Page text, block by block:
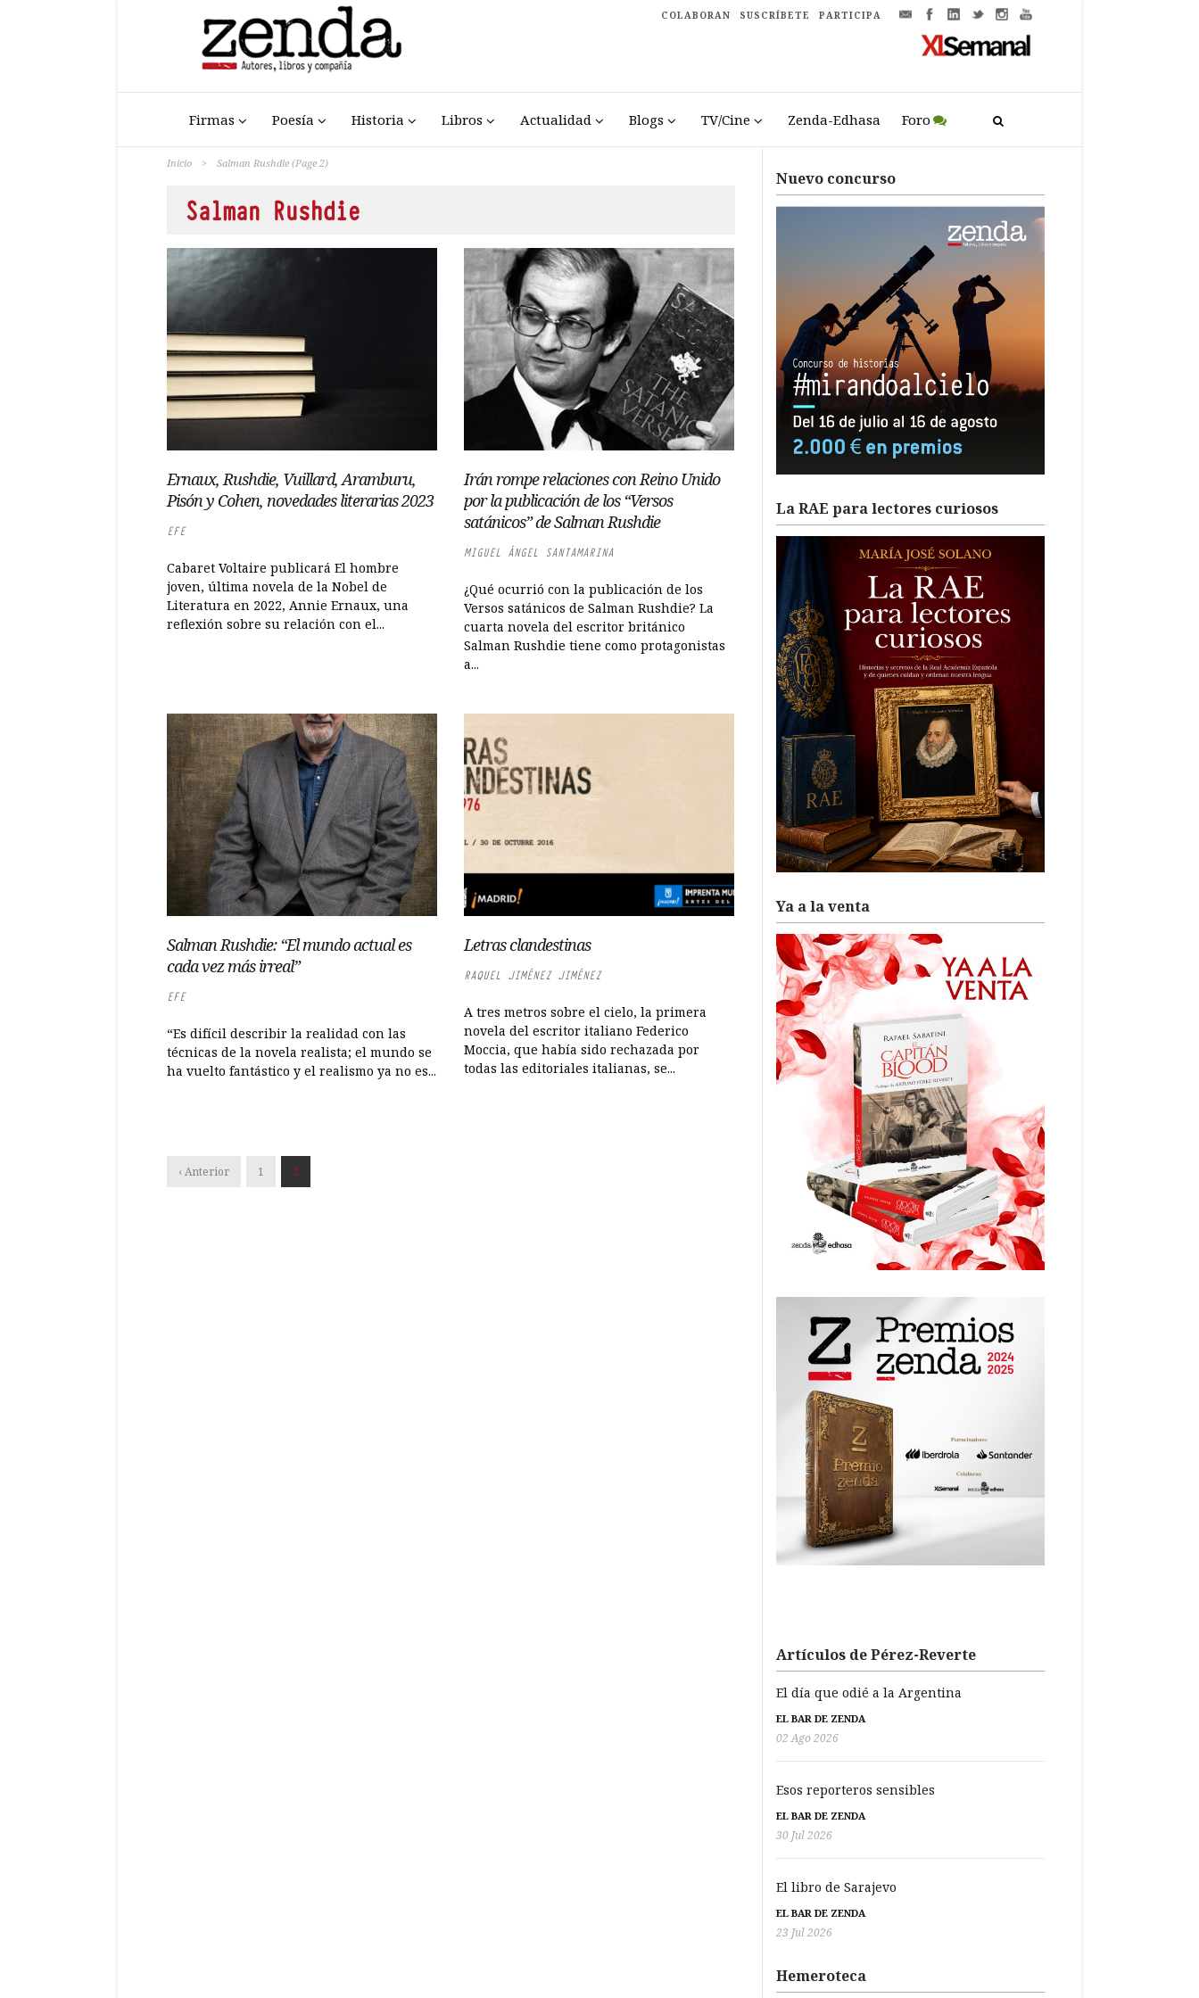
COLABORAN SUSCRÍBETE PARTICIPA
Firmas Poesía Historia Libros Actualidad Blogs TV/Cine Zenda-Edhasa Foro
Inicio > Salman Rushdie (Page 2)
Salman Rushdie
Ernaux, Rushdie, Vuillard, Aramburu,
Pisón y Cohen, novedades literarias 2023
EFE
Cabaret Voltaire publicará El hombre
joven, última novela de la Nobel de
Literatura en 2022, Annie Ernaux, una
reflexión sobre su relación con el...
Irán rompe relaciones con Reino Unido
por la publicación de los “Versos
satánicos” de Salman Rushdie
MIGUEL ÁNGEL SANTAMARINA
¿Qué ocurrió con la publicación de los
Versos satánicos de Salman Rushdie? La
cuarta novela del escritor británico
Salman Rushdie tiene como protagonistas
a...
Salman Rushdie: “El mundo actual es
cada vez más irreal”
EFE
“Es difícil describir la realidad con las
técnicas de la novela realista; el mundo se
ha vuelto fantástico y el realismo ya no es...
Letras clandestinas
RAQUEL JIMÉNEZ JIMÉNEZ
A tres metros sobre el cielo, la primera
novela del escritor italiano Federico
Moccia, que había sido rechazada por
todas las editoriales italianas, se...
‹ Anterior 1 2
Nuevo concurso
La RAE para lectores curiosos
Ya a la venta
Artículos de Pérez-Reverte
El día que odié a la Argentina
EL BAR DE ZENDA
02 Ago 2026
Esos reporteros sensibles
EL BAR DE ZENDA
30 Jul 2026
El libro de Sarajevo
EL BAR DE ZENDA
23 Jul 2026
Hemeroteca